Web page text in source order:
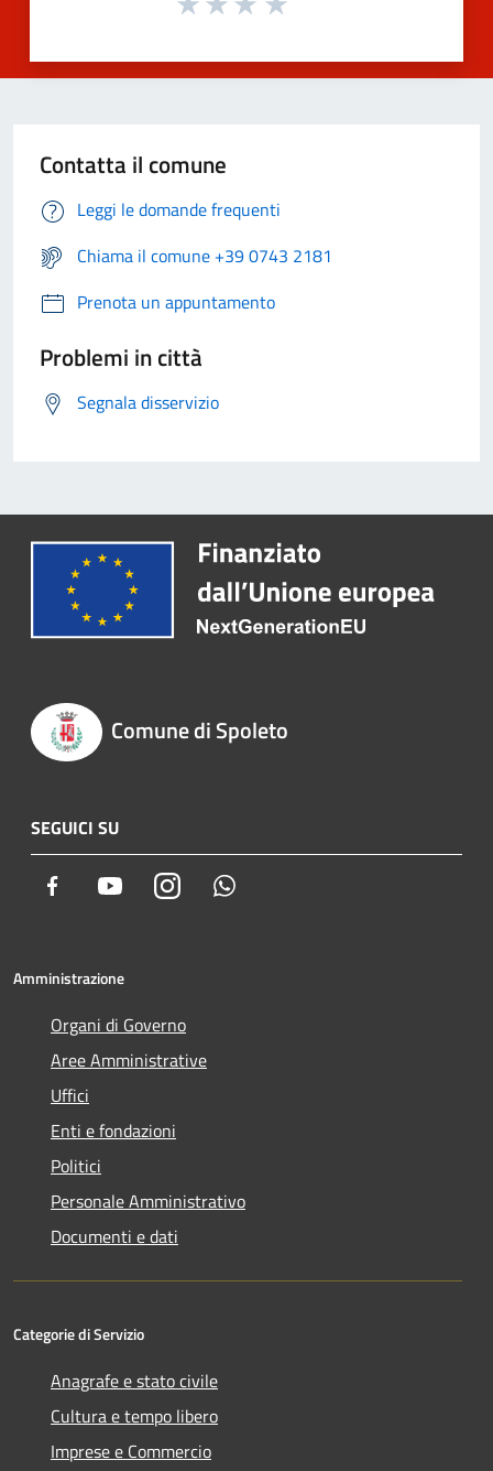
Contatta il comune
Leggi le domande frequenti
Chiama il comune +39 0743 2181
Prenota un appuntamento
Problemi in città
Segnala disservizio
Comune di Spoleto
SEGUICI SU
Facebook YoutubeInstagram
Amministrazione
Organi di Governo
Aree Amministrative
Uffici
Enti e fondazioni
Politici
Personale Amministrativo
Documenti e dati
Categorie di Servizio
Anagrafe e stato civile
Cultura e tempo libero
Imprese e Commercio